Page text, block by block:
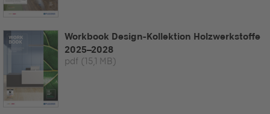
Workbook Design-Kollektion Holzwerkstoffe
2025–2028
pdf (15,1 MB)